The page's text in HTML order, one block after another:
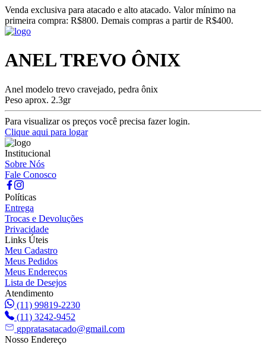
Venda exclusiva para atacado e alto atacado. Valor mínimo na
primeira compra: R$800. Demais compras a partir de R$400.
ANEL TREVO ÔNIX
Anel modelo trevo cravejado, pedra ônix
Peso aprox. 2.3gr
Para visualizar os preços você precisa fazer login.
Clique aqui para logar
Institucional
Sobre Nós
Fale Conosco
Políticas
Entrega
Trocas e Devoluções
Privacidade
Links Úteis
Meu Cadastro
Meus Pedidos
Meus Endereços
Lista de Desejos
Atendimento
(11) 99819-2230
(11) 3242-9452
gppratasatacado@gmail.com
Nosso Endereço